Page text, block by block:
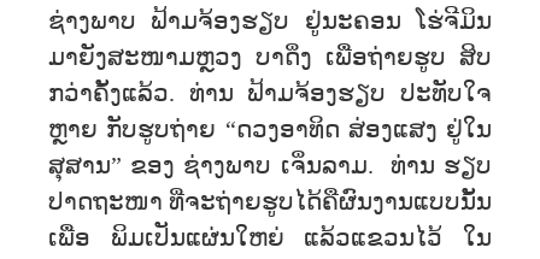
ຊ່າງພາບ ຟ້າມຈ້ອງຮຽບ ຢູ່ນະຄອນ ໂຮ່ຈີມິນ
ມາຍັງສະໜາມຫຼວງ ບາດິ່ງ ເພື່ອຖ່າຍຮູບ ສິບ
ກວ່າຄັ້ງແລ້ວ. ທ່ານ ຟ້າມຈ້ອງຮຽບ ປະທັບໃຈ
ຫຼາຍ ກັບຮູບຖ່າຍ “ດວງອາທິດ ສ່ອງແສງ ຢູ່ໃນ
ສຸສານ” ຂອງ ຊ່າງພາບ ເຈິ່ນລາມ. ທ່ານ ຮຽບ
ປາດຖະໜາ ທີ່ຈະຖ່າຍຮູບໄດ້ຄືຜົນງານແບບນັ້ນ
ເພື່ອ ພິມເປັນແຜ່ນໃຫຍ່ ແລ້ວແຂວນໄວ້ ໃນ